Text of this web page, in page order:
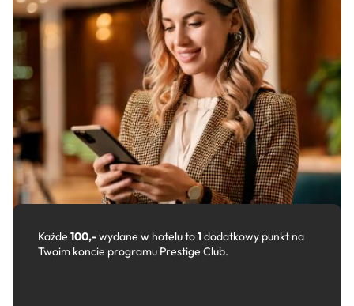
Każde 100,-wydane w hotelu to1dodatkowy punkt na
Twoim koncie programu Prestige Club.